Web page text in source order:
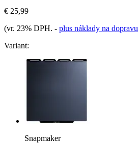
€ 25,99
(vr. 23% DPH. - plus náklady na dopravu
Variant:
Snapmaker